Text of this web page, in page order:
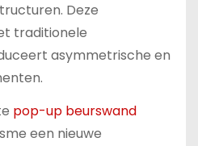
Deze
traditionele
asymmetrische en
pop-up beurswand
een nieuwe